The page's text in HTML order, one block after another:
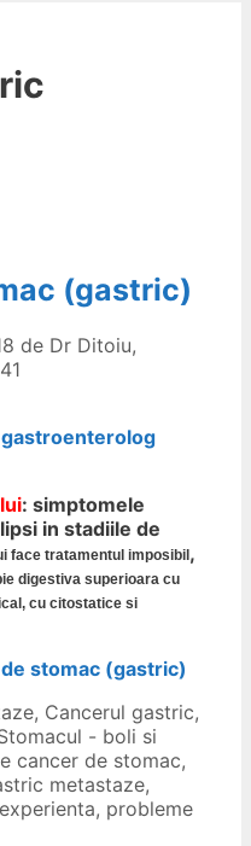
(gastric)
de Dr Ditoiu,
: simptomele
in stadiile de
face tratamentul imposibil,
digestiva superioara cu
cu citostatice si
stomac (gastric)
, Cancerul gastric,
- boli si
cancer de stomac,
metastaze,
, probleme